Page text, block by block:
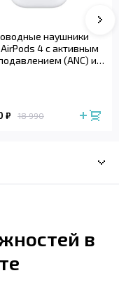
наушники
4 с активным
(ANC) и
₽ 18 990
в